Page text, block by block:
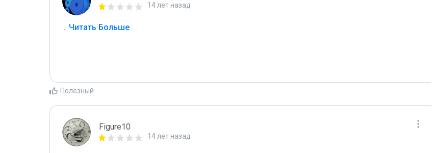
14 лет назад
... Читать Больше
Полезный
Figure10
14 лет назад